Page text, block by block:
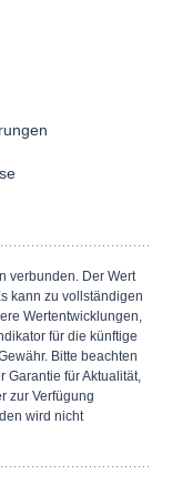
verbunden. Der Wert
kann zu vollständigen
Wertentwicklungen,
für die künftige
Bitte beachten
für Aktualität,
zur Verfügung
wird nicht